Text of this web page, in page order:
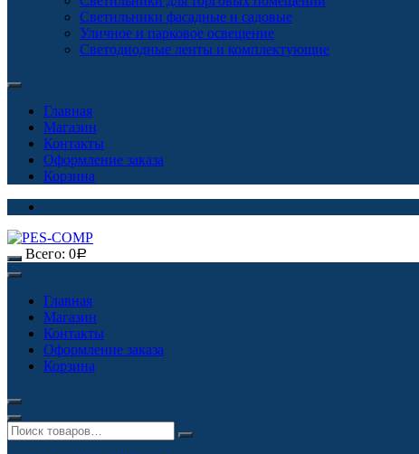
Светильники фасадные и садовые
Уличное и парковое освещение
Светодиодные ленты и комплектующие
Главная
Магазин
Контакты
Оформление заказа
Корзина
Всего: 0Р
Главная
Магазин
Контакты
Оформление заказа
Корзина